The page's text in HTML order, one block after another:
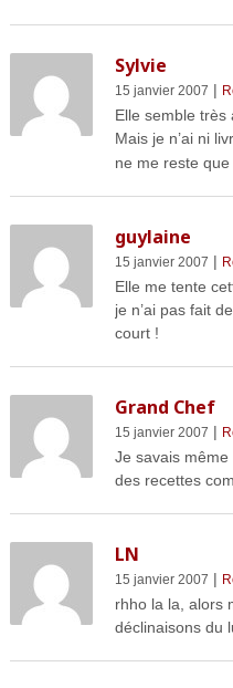
Sylvie
15 janvier 2007 |
Elle semble très
Mais je n’ai ni
ne me reste
guylaine
15 janvier 2007 |
Elle me tente
je n’ai pas fait
court !
Grand Chef
15 janvier 2007 |
Je savais même
des recettes
LN
15 janvier 2007 |
rhho la la, alors
déclinaisons du